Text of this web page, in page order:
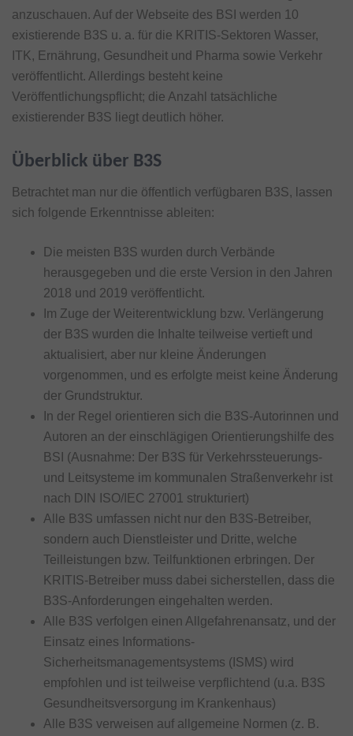
anzuschauen. Auf der Webseite des BSI werden 10
existierende B3S u. a. für die KRITIS-Sektoren Wasser,
ITK, Ernährung, Gesundheit und Pharma sowie Verkehr
veröffentlicht. Allerdings besteht keine
Veröffentlichungspflicht; die Anzahl tatsächliche
existierender B3S liegt deutlich höher.
Überblick über B3S
Betrachtet man nur die öffentlich verfügbaren B3S, lassen
sich folgende Erkenntnisse ableiten:
Die meisten B3S wurden durch Verbände
herausgegeben und die erste Version in den Jahren
2018 und 2019 veröffentlicht.
Im Zuge der Weiterentwicklung bzw. Verlängerung
der B3S wurden die Inhalte teilweise vertieft und
aktualisiert, aber nur kleine Änderungen
vorgenommen, und es erfolgte meist keine Änderung
der Grundstruktur.
In der Regel orientieren sich die B3S-Autorinnen und
Autoren an der einschlägigen Orientierungshilfe des
BSI (Ausnahme: Der B3S für Verkehrssteuerungs-
und Leitsysteme im kommunalen Straßenverkehr ist
nach DIN ISO/IEC 27001 strukturiert)
Alle B3S umfassen nicht nur den B3S-Betreiber,
sondern auch Dienstleister und Dritte, welche
Teilleistungen bzw. Teilfunktionen erbringen. Der
KRITIS-Betreiber muss dabei sicherstellen, dass die
B3S-Anforderungen eingehalten werden.
Alle B3S verfolgen einen Allgefahrenansatz, und der
Einsatz eines Informations-
Sicherheitsmanagementsystems (ISMS) wird
empfohlen und ist teilweise verpflichtend (u.a. B3S
Gesundheitsversorgung im Krankenhaus)
Alle B3S verweisen auf allgemeine Normen (z. B.